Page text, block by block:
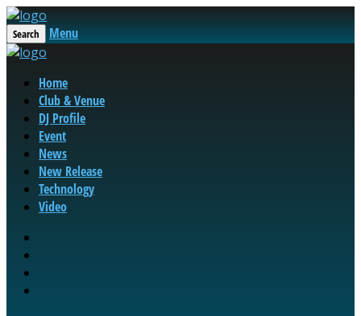
Search Menu
Home
Club & Venue
DJ Profile
Event
News
New Release
Technology
Video